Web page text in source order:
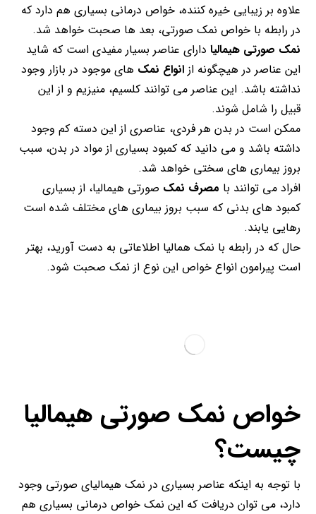
علاوه بر زیبایی خیره کننده، خواص درمانی بسیاری هم دارد که
در رابطه با خواص نمک صورتی، بعد ها صحبت خواهد شد.
نمک صورتی هیمالیا دارای عناصر بسیار مفیدی است که شاید
این عناصر در هیچگونه ازانواع نمک های موجود در بازار وجود
نداشته باشد. این عناصر می توانند کلسیم، منیزیم و از این
قبیل را شامل شوند.
ممکن است در بدن هر فردی، عناصری از این دسته کم وجود
داشته باشد و می دانید که کمبود بسیاری از مواد در بدن، سبب
بروز بیماری های سختی خواهد شد.
افراد می توانند با مصرف نمک صورتی هیمالیا، از بسیاری
کمبود های بدنی که سبب بروز بیماری های مختلف شده است
رهایی یابند.
حال که در رابطه با نمک همالیا اطلاعاتی به دست آورید، بهتر
است پیرامون انواع خواص این نوع از نمک صحبت شود.
خواص نمک صورتی هیمالیا
چیست؟
با توجه به اینکه عناصر بسیاری در نمک هیمالیای صورتی وجود
دارد، می توان دریافت که این نمک خواص درمانی بسیاری هم